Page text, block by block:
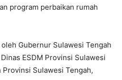
program perbaikan rumah
Gubernur Sulawesi Tengah
ESDM Provinsi Sulawesi
Sulawesi Tengah,